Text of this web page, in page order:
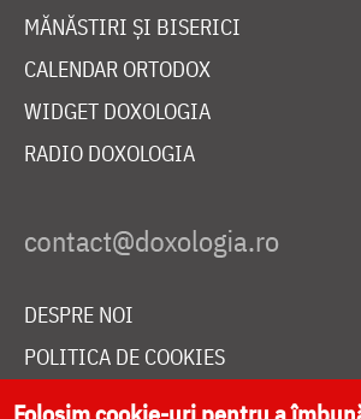
MĂNĂSTIRI ȘI BISERICI
CALENDAR ORTODOX
WIDGET DOXOLOGIA
RADIO DOXOLOGIA
DESPRE NOI
POLITICA DE COOKIES
DONEAZĂ ONLINE PENTRU